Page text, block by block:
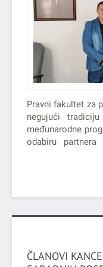
Pravni fakultet za
negujući
međunarodne
odabiru
naročito se
ČLANOVI